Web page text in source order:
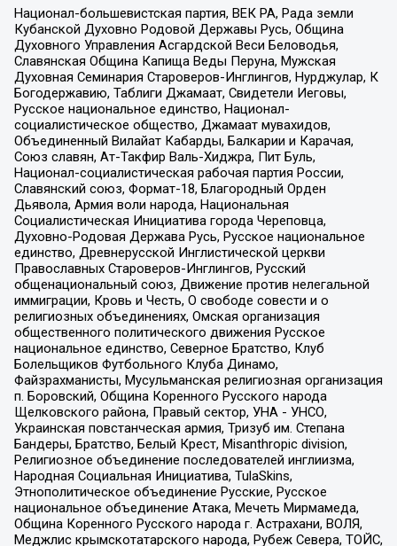
Национал-большевистская партия, ВЕК РА, Рада земли
Кубанской Духовно Родовой Державы Русь, Община
Духовного Управления Асгардской Веси Беловодья,
Славянская Община Капища Веды Перуна, Мужская
Духовная Семинария Староверов-Инглингов, Нурджулар, К
Богодержавию, Таблиги Джамаат, Свидетели Иеговы,
Русское национальное единство, Национал-
социалистическое общество, Джамаат мувахидов,
Объединенный Вилайат Кабарды, Балкарии и Карачая,
Союз славян, Ат-Такфир Валь-Хиджра, Пит Буль,
Национал-социалистическая рабочая партия России,
Славянский союз, Формат-18, Благородный Орден
Дьявола, Армия воли народа, Национальная
Социалистическая Инициатива города Череповца,
Духовно-Родовая Держава Русь, Русское национальное
единство, Древнерусской Инглистической церкви
Православных Староверов-Инглингов, Русский
общенациональный союз, Движение против нелегальной
иммиграции, Кровь и Честь, О свободе совести и о
религиозных объединениях, Омская организация
общественного политического движения Русское
национальное единство, Северное Братство, Клуб
Болельщиков Футбольного Клуба Динамо,
Файзрахманисты, Мусульманская религиозная организация
п. Боровский, Община Коренного Русского народа
Щелковского района, Правый сектор, УНА - УНСО,
Украинская повстанческая армия, Тризуб им. Степана
Бандеры, Братство, Белый Крест, Misanthropic division,
Религиозное объединение последователей инглиизма,
Народная Социальная Инициатива, TulaSkins,
Этнополитическое объединение Русские, Русское
национальное объединение Атака, Мечеть Мирмамеда,
Община Коренного Русского народа г. Астрахани, ВОЛЯ,
Меджлис крымскотатарского народа, Рубеж Севера, ТОЙС,